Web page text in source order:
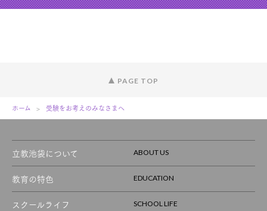
PAGE TOP
ホーム 受験をお考えのみなさまへ
ABOUT US
立教池袋について
EDUCATION
教育の特色
SCHOOL LIFE
スクールライフ